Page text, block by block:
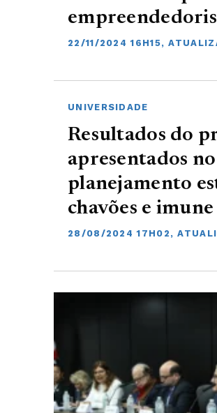
22/11/2024 16H15,
UNIVERSIDADE
Resultados do
apresentados
planejamento
chavões e
28/08/2024 17H02,